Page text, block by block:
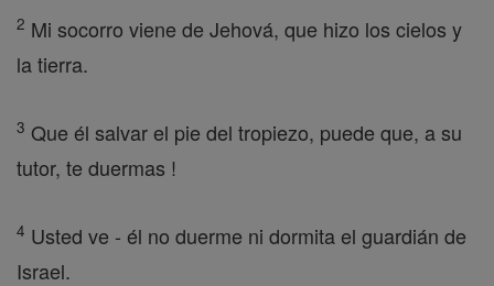
2 Mi socorro viene de Jehová, que hizo los cielos y
la tierra.
3 Que él salvar el pie del tropiezo, puede que, a su
tutor, te duermas !
4 Usted ve - él no duerme ni dormita el guardián de
Israel.